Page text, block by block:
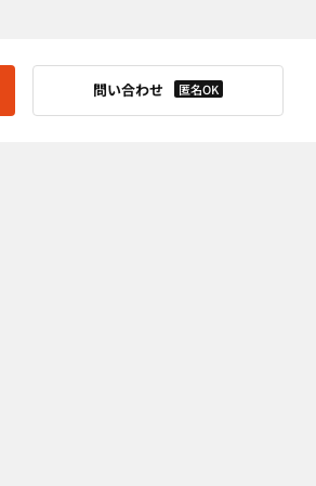
問い合わせ 匿名OK